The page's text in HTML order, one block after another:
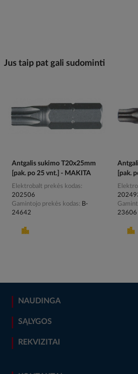
Jus taip pat gali sudominti
Antgalis sukimo T20x25mm
[pak. po 25 vnt.] - MAKITA
Elektrobalt prekės kodas
202506
Gamintojo prekės kodas
B-
24642
[pak.
23606
NAUDINGA
SĄLYGOS
REKVIZITAI